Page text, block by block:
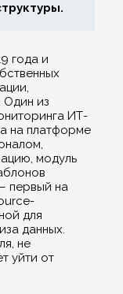
года и
Один из
ИТ-
на платформе
модуль
первый на
для
данных.
не
уйти от